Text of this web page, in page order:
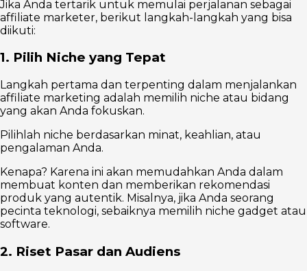
Jika Anda tertarik untuk memulai perjalanan sebagai
affiliate marketer, berikut langkah-langkah yang bisa
diikuti:
1. Pilih Niche yang Tepat
Langkah pertama dan terpenting dalam menjalankan
affiliate marketing adalah memilih niche atau bidang
yang akan Anda fokuskan.
Pilihlah niche berdasarkan minat, keahlian, atau
pengalaman Anda.
Kenapa? Karena ini akan memudahkan Anda dalam
membuat konten dan memberikan rekomendasi
produk yang autentik. Misalnya, jika Anda seorang
pecinta teknologi, sebaiknya memilih niche gadget atau
software.
2. Riset Pasar dan Audiens